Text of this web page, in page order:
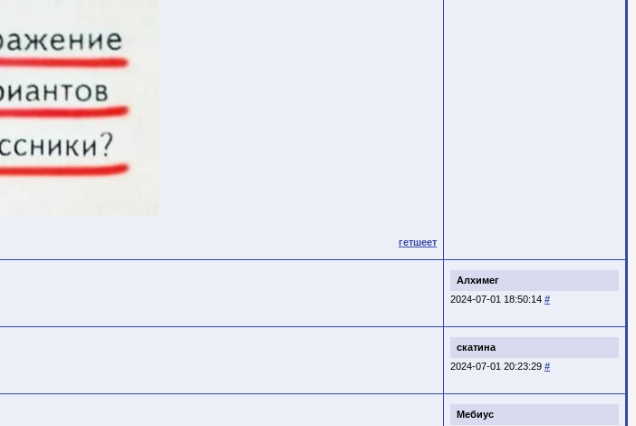
гетшеет
Алхимег
2024-07-01 18:50:14 #
скатина
2024-07-01 20:23:29 #
Мебиус